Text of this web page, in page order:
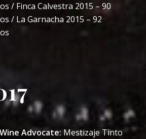
/ Finca Calvestra 2015 – 90
/ La Garnacha 2015 – 92
Advocate: Mestizaje Tinto